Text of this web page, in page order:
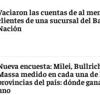
las cuentas de al
de una sucursal del
encuesta: Milei,
medido en cada una de
del país: dónde